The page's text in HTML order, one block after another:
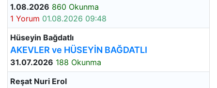
1.08.2026 860 Okunma
1 Yorum 01.08.2026 09:48
Hüseyin Bağdatlı
AKEVLER ve HÜSEYİN BAĞDATLI
31.07.2026 188 Okunma
Reşat Nuri Erol